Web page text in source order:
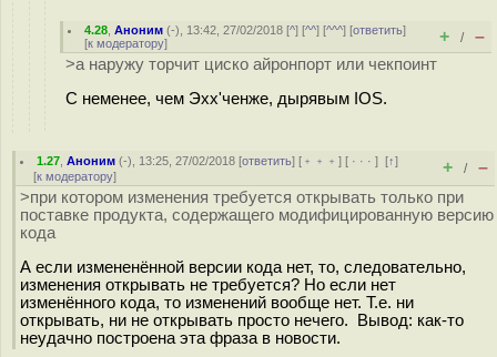
4.28 ,Аноним (-), 13:42, 27/02/2018 [^] [^^] [^^^] [ответить]
[к модератору] + / –
>а наружу торчит циско айронпорт или чекпоинт
С неменее, чем Эхх'ченже, дырявым IOS.
1.27 ,Аноним (-), 13:25, 27/02/2018 [ответить] [ ﹢﹢﹢] [ · · ·][↑]
[к модератору] + / –
>при котором изменения требуется открывать только при
поставке продукта, содержащего модифицированную версию
кода
А если измененённой версии кода нет, то, следовательно,
изменения открывать не требуется? Но если нет
изменённого кода, то изменений вообще нет. Т.е. ни
открывать, ни не открывать просто нечего. Вывод: как-то
неудачно построена эта фраза в новости.